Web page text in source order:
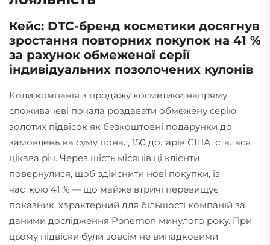
Кейс: DTC-бренд косметики досягнув
зростання повторних покупок на 41 %
за рахунок обмеженої серії
індивідуальних позолочених кулонів
Коли компанія з продажу косметики напряму
споживачеві почала роздавати обмежену серію
золотих підвісок як безкоштовні подарунки до
замовлень на суму понад 150 доларів США, сталася
цікава річ. Через шість місяців ці клієнти
повернулися, щоб здійснити нові покупки, із
часткою 41 % — що майже втричі перевищує
показник, характерний для більшості компаній за
даними дослідження Ponemon минулого року. При
цьому підвіски були зовсім не випадковими